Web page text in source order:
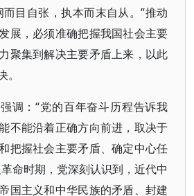
目自张，执本而末自从。”推动
展，必须准确把握我国社会主要
聚集到解决主要矛盾上来，以此
调：“党的百年奋斗历程告诉我
不能沿着正确方向前进，取决于
把握社会主要矛盾、确定中心任
命时期，党深刻认识到，近代中
国主义和中华民族的矛盾、封建